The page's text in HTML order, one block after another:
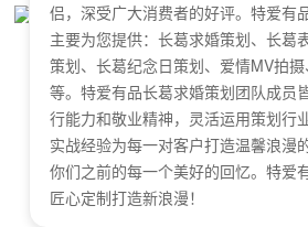
侣，深受广大消费者的好评。特爱有
主要为您提供：长葛求婚策划、长葛
策划、长葛纪念日策划、爱情MV拍
等。特爱有品长葛求婚策划团队成员
行能力和敬业精神，灵活运用策划行
实战经验为每一对客户打造温馨浪漫
你们之前的每一个美好的回忆。特爱
匠心定制打造新浪漫！